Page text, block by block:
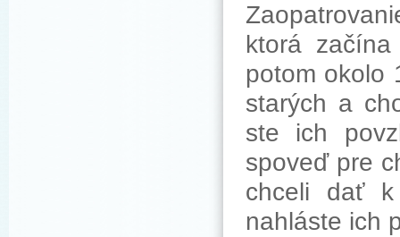
ktorá
potom okolo
starých a
ste ich
spoveď pre
chceli dať k
nahláste ich